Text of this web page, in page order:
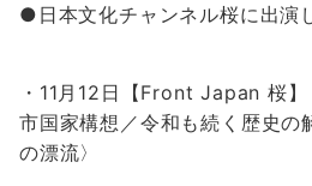
●日本文化チャンネル桜に出演
・11月12日【Front Japan 桜
市国家構想／令和も続く歴史の
の漂流〉